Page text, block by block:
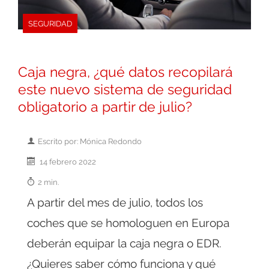
SEGURIDAD
Caja negra, ¿qué datos recopilará
este nuevo sistema de seguridad
obligatorio a partir de julio?
Escrito por: Mónica Redondo
14 febrero 2022
2 min.
A partir del mes de julio, todos los
coches que se homologuen en Europa
deberán equipar la caja negra o EDR.
¿Quieres saber cómo funciona y qué